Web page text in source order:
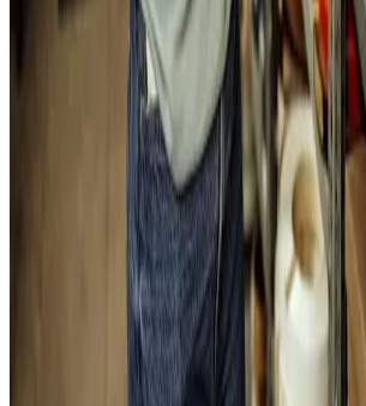
Já o modelo de reposição contínuo trabalha
volume menor, fazendo com que o
produtos e matérias-primas com certa
prevenir contra quedas na procura, mas pode
momento em que a demanda fica muito alta.
Cabe a você escolher o melhor modelo —
ou
, ao projetar uma reposição
saída e um modelo contínuo para as demais
6. Conheça a sazonalidade
A sazonalidade é uma preocupação muito
negócios. Cada período do ano reflete as
vale tanto para as estações do ano como
datas comemorativas